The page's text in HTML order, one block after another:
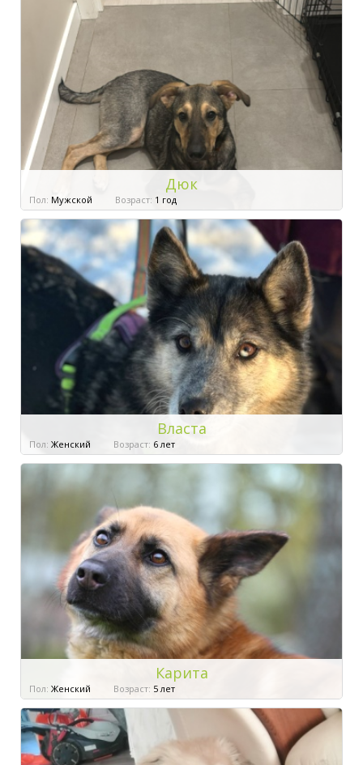
Дюк
Пол: Мужской Возраст: 1 год
Власта
Пол: Женский Возраст: 6 лет
Карита
Пол: Женский Возраст: 5 лет